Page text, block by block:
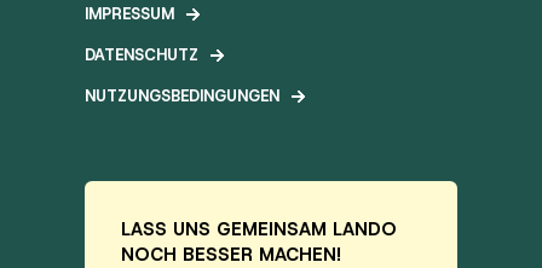
IMPRESSUM
DATENSCHUTZ
NUTZUNGSBEDINGUNGEN
LASS UNS GEMEINSAM LANDO
NOCH BESSER MACHEN!